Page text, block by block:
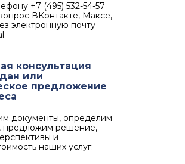
+7 (495) 532-54-57
ВКонтакте, Максе,
электронную почту
консультация
или
предложение
документы, определим
предложим решение,
и
наших услуг.